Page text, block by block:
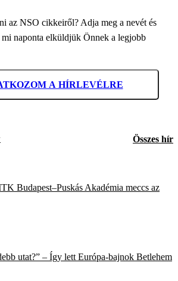
az NSO cikkeiről? Adja meg a nevét és
mi naponta elküldjük Önnek a legjobb
A HÍRLEVÉLRE
Összes hír
Budapest–Puskás Akadémia meccs az
utat?” – Így lett Európa-bajnok Betlehem